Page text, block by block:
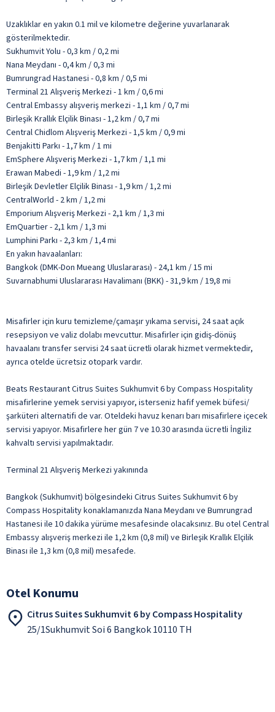
Uzaklıklar en yakın 0.1 mil ve kilometre değerine yuvarlanarak
gösterilmektedir.
Sukhumvit Yolu - 0,3 km / 0,2 mi
Nana Meydanı - 0,4 km / 0,3 mi
Bumrungrad Hastanesi - 0,8 km / 0,5 mi
Terminal 21 Alışveriş Merkezi - 1 km / 0,6 mi
Central Embassy alışveriş merkezi - 1,1 km / 0,7 mi
Birleşik Krallık Elçilik Binası - 1,2 km / 0,7 mi
Central Chidlom Alışveriş Merkezi - 1,5 km / 0,9 mi
Benjakitti Parkı - 1,7 km / 1 mi
EmSphere Alışveriş Merkezi - 1,7 km / 1,1 mi
Erawan Mabedi - 1,9 km / 1,2 mi
Birleşik Devletler Elçilik Binası - 1,9 km / 1,2 mi
CentralWorld - 2 km / 1,2 mi
Emporium Alışveriş Merkezi - 2,1 km / 1,3 mi
EmQuartier - 2,1 km / 1,3 mi
Lumphini Parkı - 2,3 km / 1,4 mi
En yakın havaalanları:
Bangkok (DMK-Don Mueang Uluslararası) - 24,1 km / 15 mi
Suvarnabhumi Uluslararası Havalimanı (BKK) - 31,9 km / 19,8 mi
Misafirler için kuru temizleme/çamaşır yıkama servisi, 24 saat açık
resepsiyon ve valiz dolabı mevcuttur. Misafirler için gidiş-dönüş
havaalanı transfer servisi 24 saat ücretli olarak hizmet vermektedir,
ayrıca otelde ücretsiz otopark vardır.
Beats Restaurant Citrus Suites Sukhumvit 6 by Compass Hospitality
misafirlerine yemek servisi yapıyor, isterseniz hafif yemek büfesi/
şarküteri alternatifi de var. Oteldeki havuz kenarı barı misafirlere içecek
servisi yapıyor. Misafirlere her gün 7 ve 10.30 arasında ücretli İngiliz
kahvaltı servisi yapılmaktadır.
Terminal 21 Alışveriş Merkezi yakınında
Bangkok (Sukhumvit) bölgesindeki Citrus Suites Sukhumvit 6 by
Compass Hospitality konaklamanızda Nana Meydanı ve Bumrungrad
Hastanesi ile 10 dakika yürüme mesafesinde olacaksınız. Bu otel Central
Embassy alışveriş merkezi ile 1,2 km (0,8 mil) ve Birleşik Krallık Elçilik
Binası ile 1,3 km (0,8 mil) mesafede.
Otel Konumu
Citrus Suites Sukhumvit 6 by Compass Hospitality
25/1Sukhumvit Soi 6 Bangkok 10110 TH